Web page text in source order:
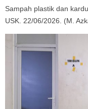
Sampah plastik dan
USK. 22/06/2026. (M.